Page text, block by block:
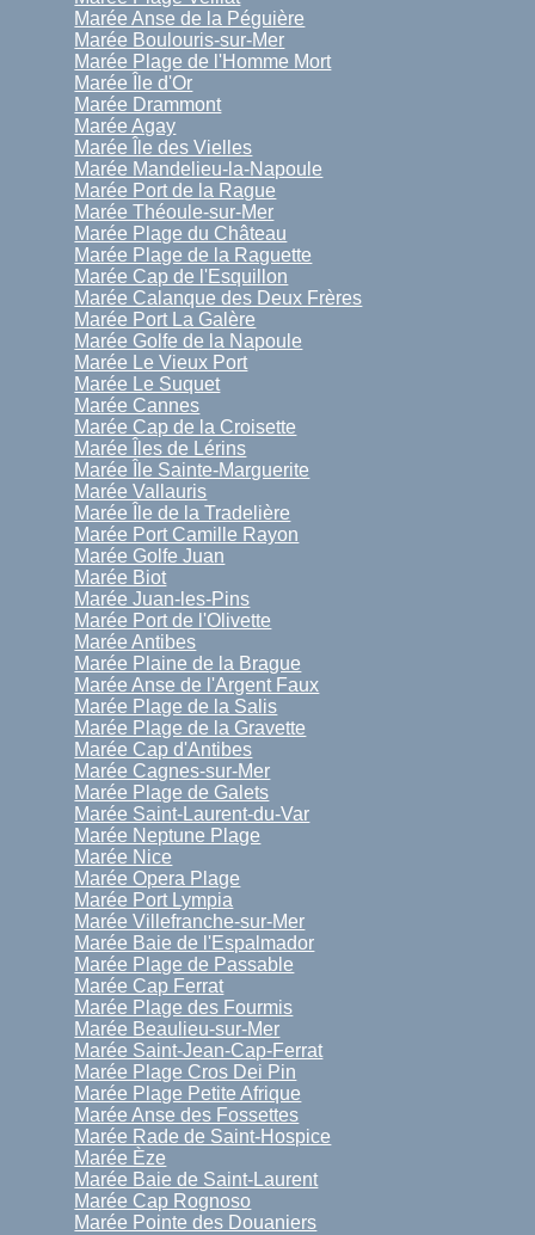
Marée Anse de la Péguière
Marée Boulouris-sur-Mer
Marée Plage de l'Homme Mort
Marée Île d'Or
Marée Drammont
Marée Agay
Marée Île des Vielles
Marée Mandelieu-la-Napoule
Marée Port de la Rague
Marée Théoule-sur-Mer
Marée Plage du Château
Marée Plage de la Raguette
Marée Cap de l'Esquillon
Marée Calanque des Deux Frères
Marée Port La Galère
Marée Golfe de la Napoule
Marée Le Vieux Port
Marée Le Suquet
Marée Cannes
Marée Cap de la Croisette
Marée Îles de Lérins
Marée Île Sainte-Marguerite
Marée Vallauris
Marée Île de la Tradelière
Marée Port Camille Rayon
Marée Golfe Juan
Marée Biot
Marée Juan-les-Pins
Marée Port de l'Olivette
Marée Antibes
Marée Plaine de la Brague
Marée Anse de l'Argent Faux
Marée Plage de la Salis
Marée Plage de la Gravette
Marée Cap d'Antibes
Marée Cagnes-sur-Mer
Marée Plage de Galets
Marée Saint-Laurent-du-Var
Marée Neptune Plage
Marée Nice
Marée Opera Plage
Marée Port Lympia
Marée Villefranche-sur-Mer
Marée Baie de l'Espalmador
Marée Plage de Passable
Marée Cap Ferrat
Marée Plage des Fourmis
Marée Beaulieu-sur-Mer
Marée Saint-Jean-Cap-Ferrat
Marée Plage Cros Dei Pin
Marée Plage Petite Afrique
Marée Anse des Fossettes
Marée Rade de Saint-Hospice
Marée Èze
Marée Baie de Saint-Laurent
Marée Cap Rognoso
Marée Pointe des Douaniers